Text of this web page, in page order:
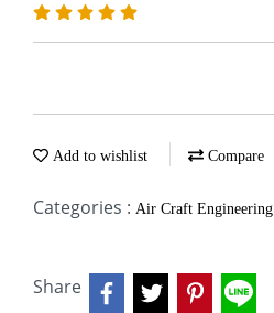
Add to wishlist Compare
Categories : Air Craft Engineering
Share